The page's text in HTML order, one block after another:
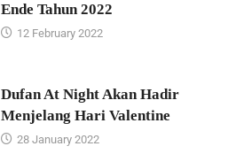
Ende Tahun 2022
12 February 2022
Dufan At Night Akan Hadir
Menjelang Hari Valentine
28 January 2022